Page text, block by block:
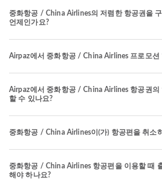
중화항공 / China Airlines의 저렴한 항공권을
언제인가요?
Airpaz에서 중화항공 / China Airlines 프로모션
Airpaz에서 중화항공 / China Airlines 항공권의
할 수 있나요?
중화항공 / China Airlines이(가) 항공편을 취소
중화항공 / China Airlines 항공편을 이용할 때
해야 하나요?